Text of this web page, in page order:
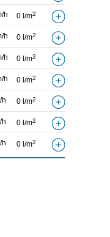
h 0 l/m2
h 0 l/m2
h 0 l/m2
h 0 l/m2
h 0 l/m2
h 0 l/m2
h 0 l/m2